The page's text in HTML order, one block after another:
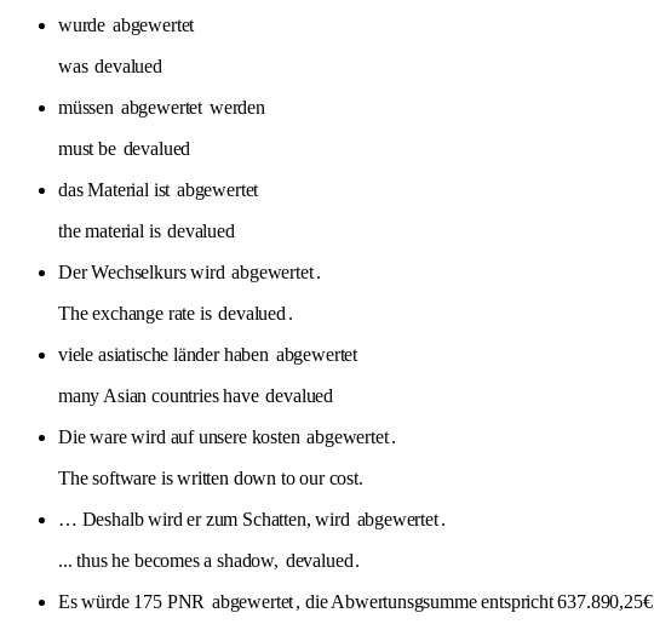
wurde abgewertet
was devalued
müssen abgewertet werden
must be devalued
das Material ist abgewertet
the material is devalued
Der Wechselkurs wird abgewertet .
The exchange rate is devalued .
viele asiatische länder haben abgewertet
many Asian countries have devalued
Die ware wird auf unsere kosten abgewertet.
The software is written down to our cost.
… Deshalb wird er zum Schatten, wird abgewertet.
... thus he becomes a shadow, devalued.
Es würde 175 PNR abgewertet, die Abwertunsgsumme entspricht 637.890,25€